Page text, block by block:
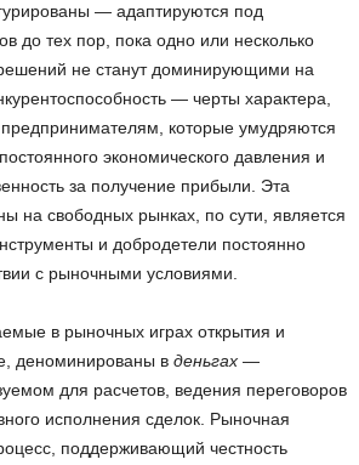
— адаптируются под
до тех пор, пока одно или несколько
не станут доминирующими на
— черты характера,
которые умудряются
экономического давления и
за получение прибыли. Эта
на свободных рынках, по сути, является
и добродетели постоянно
с рыночными условиями.
в рыночных играх открытия и
деноминированы в деньгах —
для расчетов, ведения переговоров
исполнения сделок. Рыночная
поддерживающий честность